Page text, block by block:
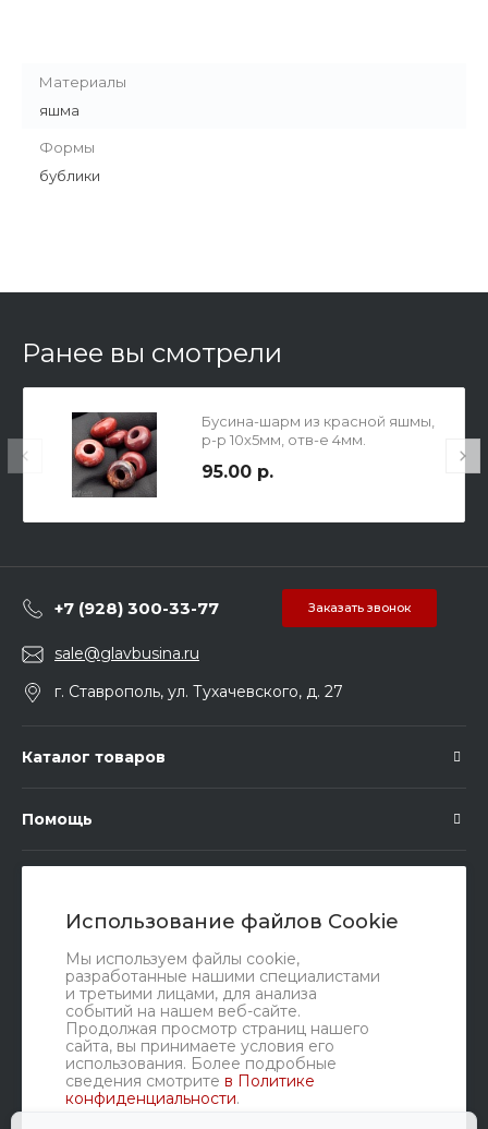
Использование файлов Cookie
Мы используем файлы cookie,
разработанные нашими специалистами
и третьими лицами, для анализа
событий на нашем веб-сайте.
Продолжая просмотр страниц нашего
сайта, вы принимаете условия его
использования. Более подробные
сведения смотрите в Политике
конфиденциальности.
Материалы
яшма
Формы
бублики
Ранее вы смотрели
Бусина-шарм из красной яшмы,
р-р 10х5мм, отв-е 4мм.
95.00 р.
+7 (928) 300-33-77 Заказать звонок
sale@glavbusina.ru
г. Ставрополь, ул. Тухачевского, д. 27
Каталог товаров
Помощь
Мы в соц. сетях